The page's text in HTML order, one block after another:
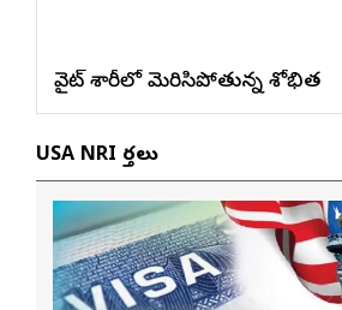
వైట్ శారీలో మెరిసిపోతున్న శోభిత
USA NRI వార్తలు